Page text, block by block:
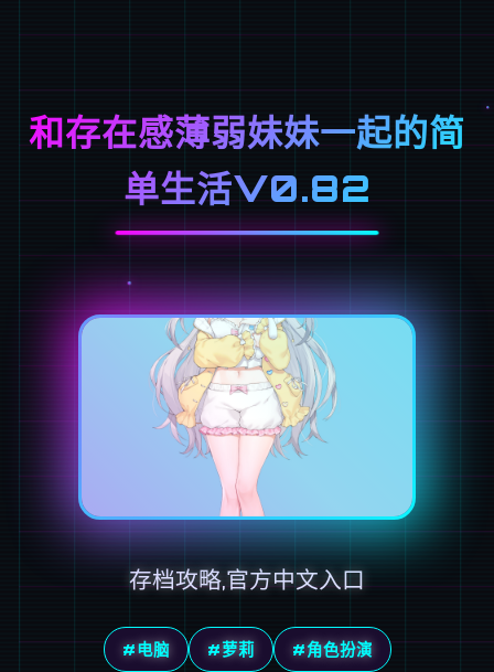
和存在感薄弱妹妹一起的简
单生活V0.82
存档攻略,官方中文入口
#电脑 #萝莉 #角色扮演